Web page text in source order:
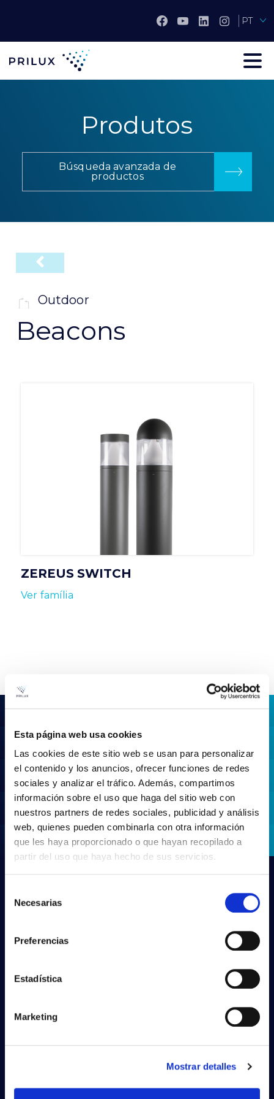
Esta página web usa cookies
Las cookies de este sitio web se usan para personalizar
el contenido y los anuncios, ofrecer funciones de redes
sociales y analizar el tráfico. Además, compartimos
información sobre el uso que haga del sitio web con
nuestros partners de redes sociales, publicidad y análisis
web, quienes pueden combinarla con otra información
que les haya proporcionado o que hayan recopilado a
partir del uso que haya hecho de sus servicios.
Necesarias
Preferencias
Estadística
Marketing
Mostrar detalles
PT
Produtos
Búsqueda avanzada de
productos
Outdoor
Beacons
ZEREUS SWITCH
Ver família
¿No encuentras lo que buscas?
Prueba con nuestra búsqueda avanzada
Buscar productos